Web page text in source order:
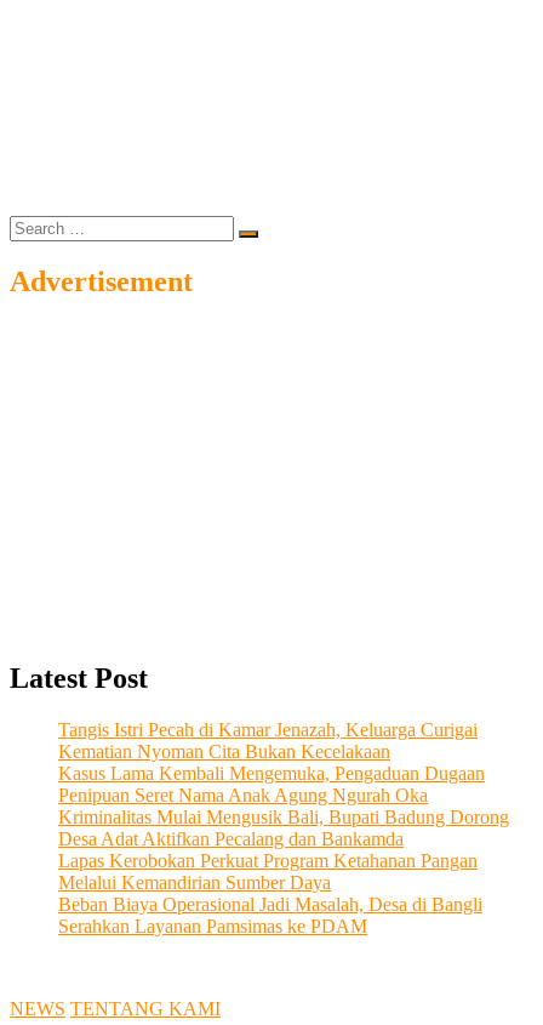
Search
…
Advertisement
Latest Post
Tangis Istri Pecah di Kamar Jenazah, Keluarga Curigai
Kematian Nyoman Cita Bukan Kecelakaan
Kasus Lama Kembali Mengemuka, Pengaduan Dugaan
Penipuan Seret Nama Anak Agung Ngurah Oka
Kriminalitas Mulai Mengusik Bali, Bupati Badung Dorong
Desa Adat Aktifkan Pecalang dan Bankamda
Lapas Kerobokan Perkuat Program Ketahanan Pangan
Melalui Kemandirian Sumber Daya
Beban Biaya Operasional Jadi Masalah, Desa di Bangli
Serahkan Layanan Pamsimas ke PDAM
NEWS TENTANG KAMI